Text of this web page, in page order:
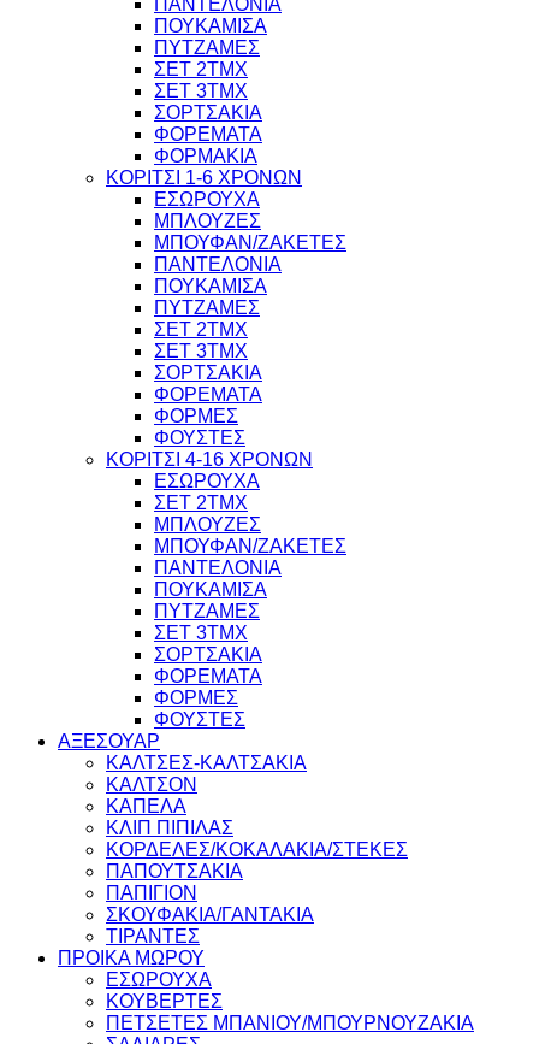
ΠΑΝΤΕΛΟΝΙΑ
ΠΟΥΚΑΜΙΣΑ
ΠΥΤΖΑΜΕΣ
ΣΕΤ 2ΤΜΧ
ΣΕΤ 3ΤΜΧ
ΣΟΡΤΣΑΚΙΑ
ΦΟΡΕΜΑΤΑ
ΦΟΡΜΑΚΙΑ
ΚΟΡΙΤΣΙ 1-6 ΧΡΟΝΩΝ
ΕΣΩΡΟΥΧΑ
ΜΠΛΟΥΖΕΣ
ΜΠΟΥΦΑΝ/ΖΑΚΕΤΕΣ
ΠΑΝΤΕΛΟΝΙΑ
ΠΟΥΚΑΜΙΣΑ
ΠΥΤΖΑΜΕΣ
ΣΕΤ 2ΤΜΧ
ΣΕΤ 3ΤΜΧ
ΣΟΡΤΣΑΚΙΑ
ΦΟΡΕΜΑΤΑ
ΦΟΡΜΕΣ
ΦΟΥΣΤΕΣ
ΚΟΡΙΤΣΙ 4-16 ΧΡΟΝΩΝ
ΕΣΩΡΟΥΧΑ
ΣΕΤ 2ΤΜΧ
ΜΠΛΟΥΖΕΣ
ΜΠΟΥΦΑΝ/ΖΑΚΕΤΕΣ
ΠΑΝΤΕΛΟΝΙΑ
ΠΟΥΚΑΜΙΣΑ
ΠΥΤΖΑΜΕΣ
ΣΕΤ 3ΤΜΧ
ΣΟΡΤΣΑΚΙΑ
ΦΟΡΕΜΑΤΑ
ΦΟΡΜΕΣ
ΦΟΥΣΤΕΣ
ΑΞΕΣΟΥΑΡ
ΚΑΛΤΣΕΣ-ΚΑΛΤΣΑΚΙΑ
ΚΑΛΤΣΟΝ
ΚΑΠΕΛΑ
ΚΛΙΠ ΠΙΠΙΛΑΣ
ΚΟΡΔΕΛΕΣ/ΚΟΚΑΛΑΚΙΑ/ΣΤΕΚΕΣ
ΠΑΠΟΥΤΣΑΚΙΑ
ΠΑΠΙΓΙΟΝ
ΣΚΟΥΦΑΚΙΑ/ΓΑΝΤΑΚΙΑ
ΤΙΡΑΝΤΕΣ
ΠΡΟΙΚΑ ΜΩΡΟΥ
ΕΣΩΡΟΥΧΑ
ΚΟΥΒΕΡΤΕΣ
ΠΕΤΣΕΤΕΣ ΜΠΑΝΙΟΥ/ΜΠΟΥΡΝΟΥΖΑΚΙΑ